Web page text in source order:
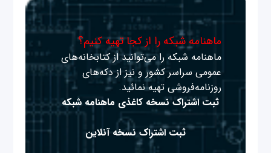
ماهنامه شبکه را از کجا تهیه کنیم؟
ماهنامه شبکه را می‌توانید از کتابخانه‌های
عمومی سراسر کشور و نیز از دکه‌های
روزنامه‌فروشی تهیه نمائید.
ثبت اشتراک نسخه کاغذی ماهنامه شبکه
ثبت اشتراک نسخه آنلاین